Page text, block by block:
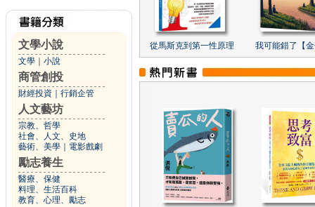
文學小說
文學 小說
商管創投
財經投資 行銷企管
人文藝坊
宗教、哲學
社會、人文、史地
藝術、美學
電影戲劇
勵志養生
醫療、保健
料理、生活百科
教育、心理、勵志
從馬斯克到第一性原理 我可能錯了【